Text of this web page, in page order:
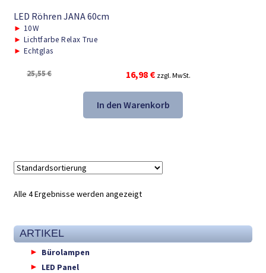
LED Röhren JANA 60cm
► 10W
► Lichtfarbe Relax True
► Echtglas
25,55€
Ursprünglicher
Preis
war:
25,55 €
16,98 €Aktueller
Preis
ist:
16,98 €.
zzgl. MwSt.
In den Warenkorb
Alle 4 Ergebnisse werden angezeigt
ARTIKEL
Bürolampen
LED Panel